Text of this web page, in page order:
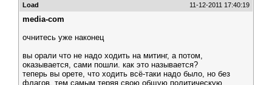
Load 11-12-2011 17:40:19
media-com
очнитесь уже наконец
вы орали что не надо ходить на митинг, а потом,
оказывается, сами пошли. как это называется?
теперь вы орете, что ходить всё-таки надо было, но без
флагов, тем самым теряя свою общую политическую